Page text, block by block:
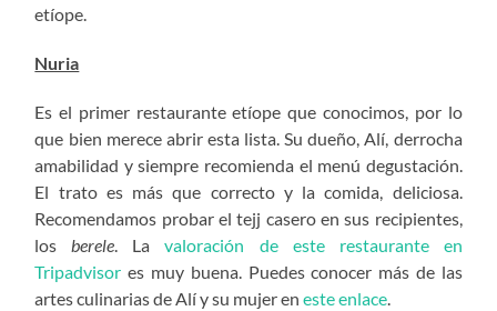
etíope.
Nuria
Es el primer restaurante etíope que conocimos, por lo
que bien merece abrir esta lista. Su dueño, Alí, derrocha
amabilidad y siempre recomienda el menú degustación.
El trato es más que correcto y la comida, deliciosa.
Recomendamos probar el tejj casero en sus recipientes,
losberele. Lavaloración de este restaurante en
Tripadvisores muy buena. Puedes conocer más de las
artes culinarias de Alí y su mujer eneste enlace.